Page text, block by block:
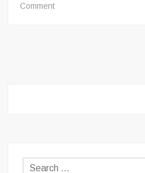
Commenton
Tahun